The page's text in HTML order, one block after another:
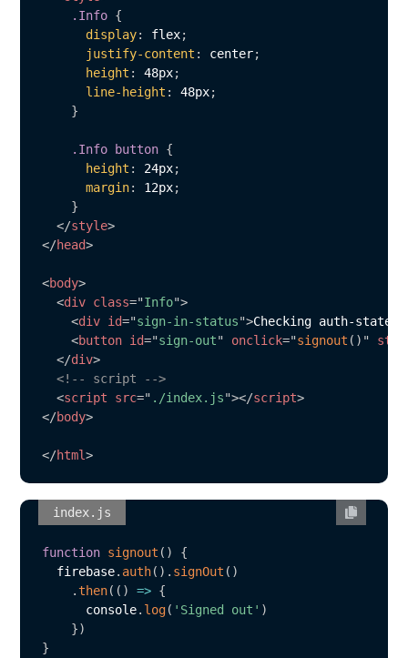
.Info {
display: flex;
justify-content : center;
height : 48px;
line-height : 48px;
}
.Info button {
height : 24px;
margin: 12px;
}
</style>
</head>
<body>
<div class="Info">
<div id="sign-in-status">Checking auth-
<button id="sign-out" onclick="signout ( ) "
</div>
<!-- script -->
<script src=" ./index.js"></script>
</body>
</html>
index.js
function signout ( )
{
  firebase
. auth( ) . signOut ( )
.then( ( ) => {
      console
. log( 'Signed out' )
})
}